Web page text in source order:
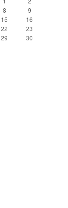
8
9
15
16
22
23
29
30